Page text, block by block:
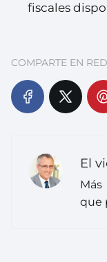
fiscales
COMPARTE EN
El
que